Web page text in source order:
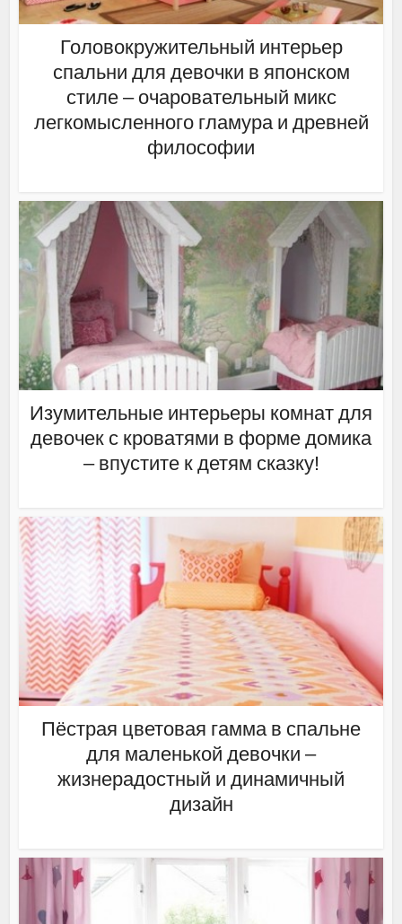
Головокружительный интерьер
спальни для девочки в японском
стиле – очаровательный микс
легкомысленного гламура и древней
философии
Изумительные интерьеры комнат для
девочек с кроватями в форме домика
– впустите к детям сказку!
Пёстрая цветовая гамма в спальне
для маленькой девочки –
жизнерадостный и динамичный
дизайн